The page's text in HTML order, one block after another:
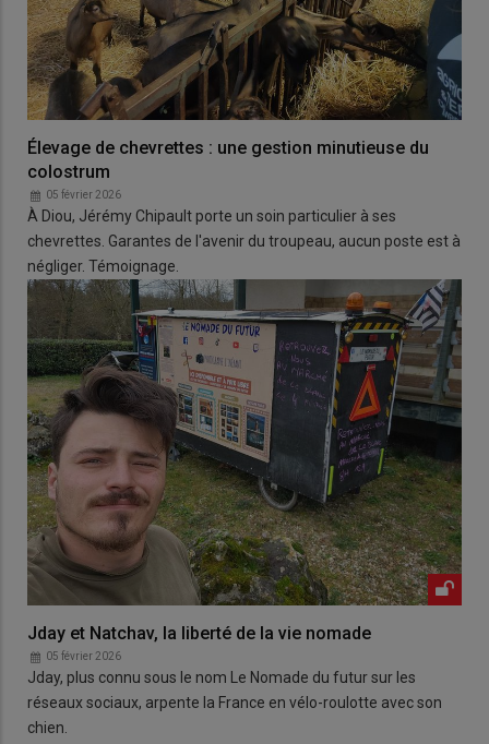
Élevage de chevrettes : une gestion minutieuse du
colostrum
05 février 2026
À Diou, Jérémy Chipault porte un soin particulier à ses
chevrettes. Garantes de l'avenir du troupeau, aucun poste est à
négliger. Témoignage.
Jday et Natchav, la liberté de la vie nomade
05 février 2026
Jday, plus connu sous le nom Le Nomade du futur sur les
réseaux sociaux, arpente la France en vélo-roulotte avec son
chien.